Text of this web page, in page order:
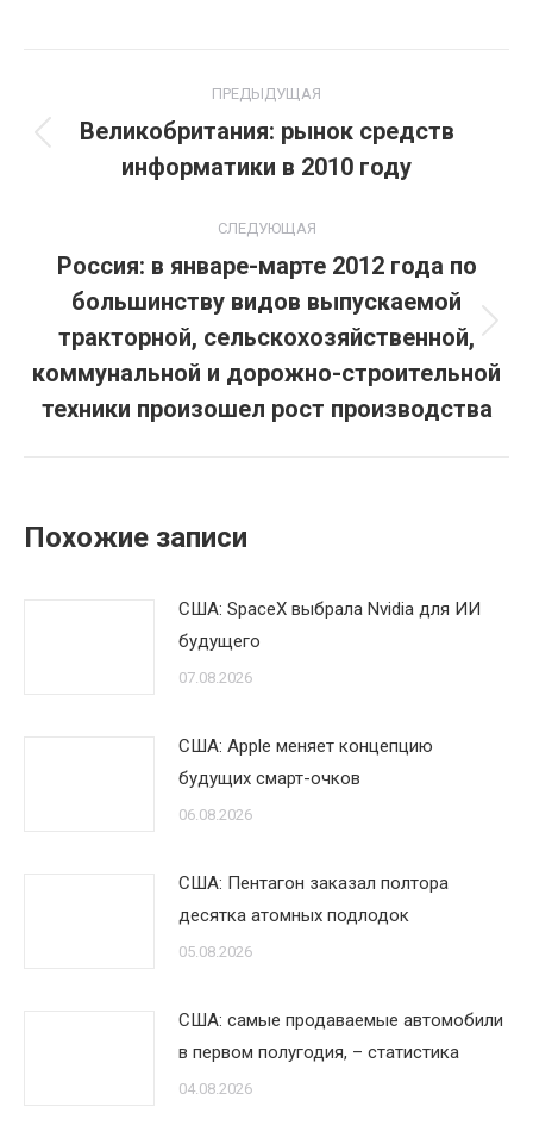
по
записям
ПРЕДЫДУЩАЯ
Предыдущая
запись:
Великобритания: рынок средств
информатики в 2010 году
СЛЕДУЮЩАЯ
Следующая
запись:
Россия: в январе-марте 2012 года по
большинству видов выпускаемой
тракторной, сельскохозяйственной,
коммунальной и дорожно-строительной
техники произошел рост производства
Похожие записи
США: SpaceX выбрала Nvidia для ИИ
будущего
07.08.2026
США: Apple меняет концепцию
будущих смарт-очков
06.08.2026
США: Пентагон заказал полтора
десятка атомных подлодок
05.08.2026
США: самые продаваемые автомобили
в первом полугодия, – статистика
04.08.2026